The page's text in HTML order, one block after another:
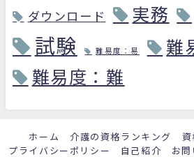
ダウンロード 実務
試験 難易度：易
難
難易度：難
ホーム 介護の資格ランキング
プライバシーポリシー
自己紹介 お